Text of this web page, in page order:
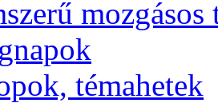
mozgásos
témahetek